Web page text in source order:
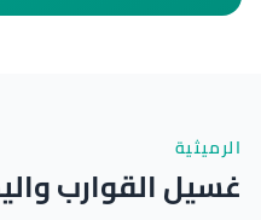
الرميثية
غسيل القوارب